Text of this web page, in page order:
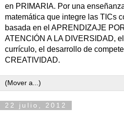
en PRIMARIA. Por una
matemática que integre las TICs
basada en el APRENDIZAJE
ATENCIÓN A LA DIVERSIDAD,
currículo, el desarrollo de
CREATIVIDAD.
22 julio, 2012